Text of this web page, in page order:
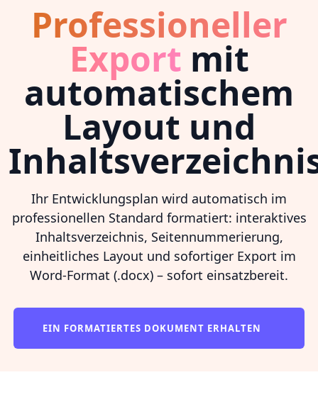
Professioneller
Export mit
automatischem
Layout und
Ihr Entwicklungsplan wird automatisch im
professionellen Standard formatiert: interaktives
Inhaltsverzeichnis, Seitennummerierung,
einheitliches Layout und sofortiger Export im
Word-Format (.docx) – sofort einsatzbereit.
EIN FORMATIERTES DOKUMENT ERHALTEN